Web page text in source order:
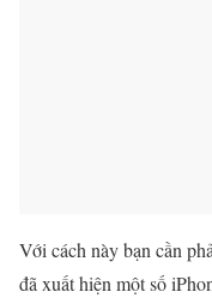
Với cách này bạn cần
đã xuất hiện một số